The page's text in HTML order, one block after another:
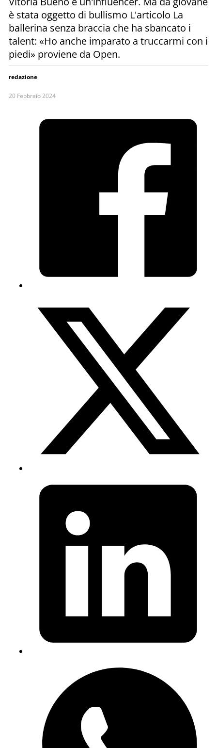
è stata oggetto di bullismo L'articolo La
ballerina senza braccia che ha sbancato i
talent: «Ho anche imparato a truccarmi con i
piedi» proviene da Open.
redazione
20 Febbraio 2024